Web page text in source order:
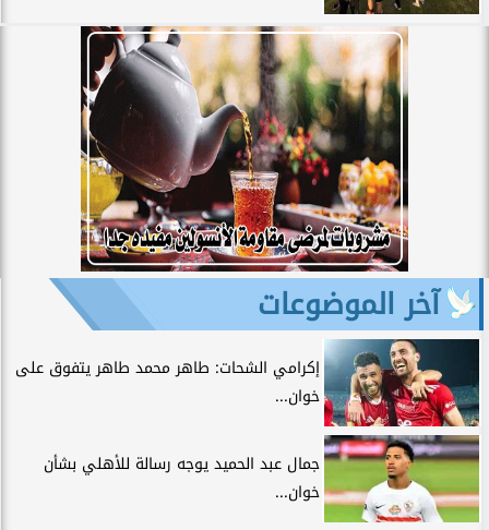
آخر الموضوعات
إكرامي الشحات: طاهر محمد طاهر يتفوق على
خوان...
جمال عبد الحميد يوجه رسالة للأهلي بشأن
خوان...